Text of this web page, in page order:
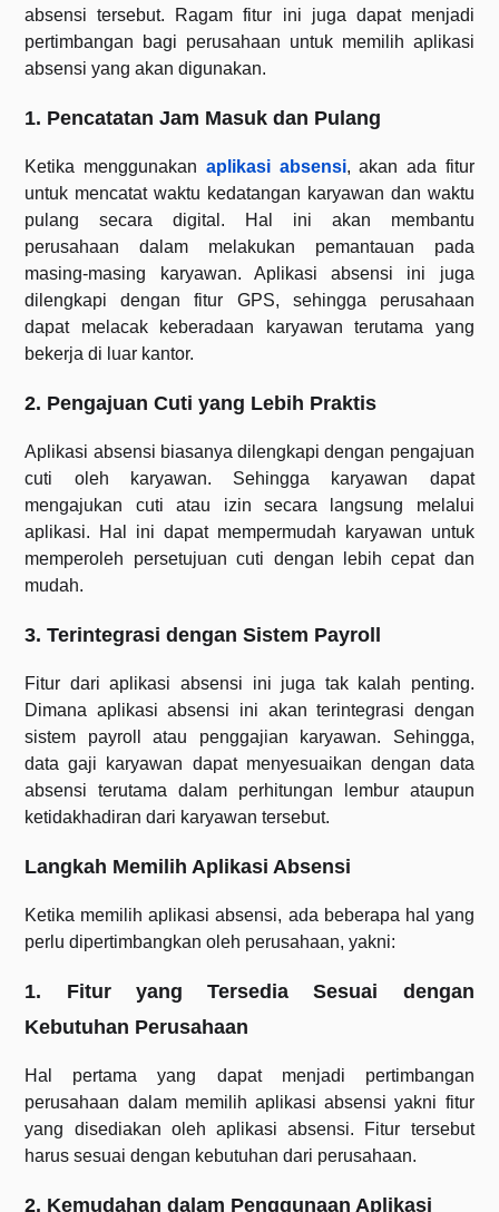
absensi tersebut. Ragam fitur ini juga dapat menjadi
pertimbangan bagi perusahaan untuk memilih aplikasi
absensi yang akan digunakan.
1. Pencatatan Jam Masuk dan Pulang
Ketika menggunakan aplikasi absensi, akan ada fitur
untuk mencatat waktu kedatangan karyawan dan waktu
pulang secara digital. Hal ini akan membantu
perusahaan dalam melakukan pemantauan pada
masing-masing karyawan. Aplikasi absensi ini juga
dilengkapi dengan fitur GPS, sehingga perusahaan
dapat melacak keberadaan karyawan terutama yang
bekerja di luar kantor.
2. Pengajuan Cuti yang Lebih Praktis
Aplikasi absensi biasanya dilengkapi dengan pengajuan
cuti oleh karyawan. Sehingga karyawan dapat
mengajukan cuti atau izin secara langsung melalui
aplikasi. Hal ini dapat mempermudah karyawan untuk
memperoleh persetujuan cuti dengan lebih cepat dan
mudah.
3. Terintegrasi dengan Sistem Payroll
Fitur dari aplikasi absensi ini juga tak kalah penting.
Dimana aplikasi absensi ini akan terintegrasi dengan
sistem payroll atau penggajian karyawan. Sehingga,
data gaji karyawan dapat menyesuaikan dengan data
absensi terutama dalam perhitungan lembur ataupun
ketidakhadiran dari karyawan tersebut.
Langkah Memilih Aplikasi Absensi
Ketika memilih aplikasi absensi, ada beberapa hal yang
perlu dipertimbangkan oleh perusahaan, yakni:
1. Fitur yang Tersedia Sesuai dengan
Kebutuhan Perusahaan
Hal pertama yang dapat menjadi pertimbangan
perusahaan dalam memilih aplikasi absensi yakni fitur
yang disediakan oleh aplikasi absensi. Fitur tersebut
harus sesuai dengan kebutuhan dari perusahaan.
2. Kemudahan dalam Penggunaan Aplikasi